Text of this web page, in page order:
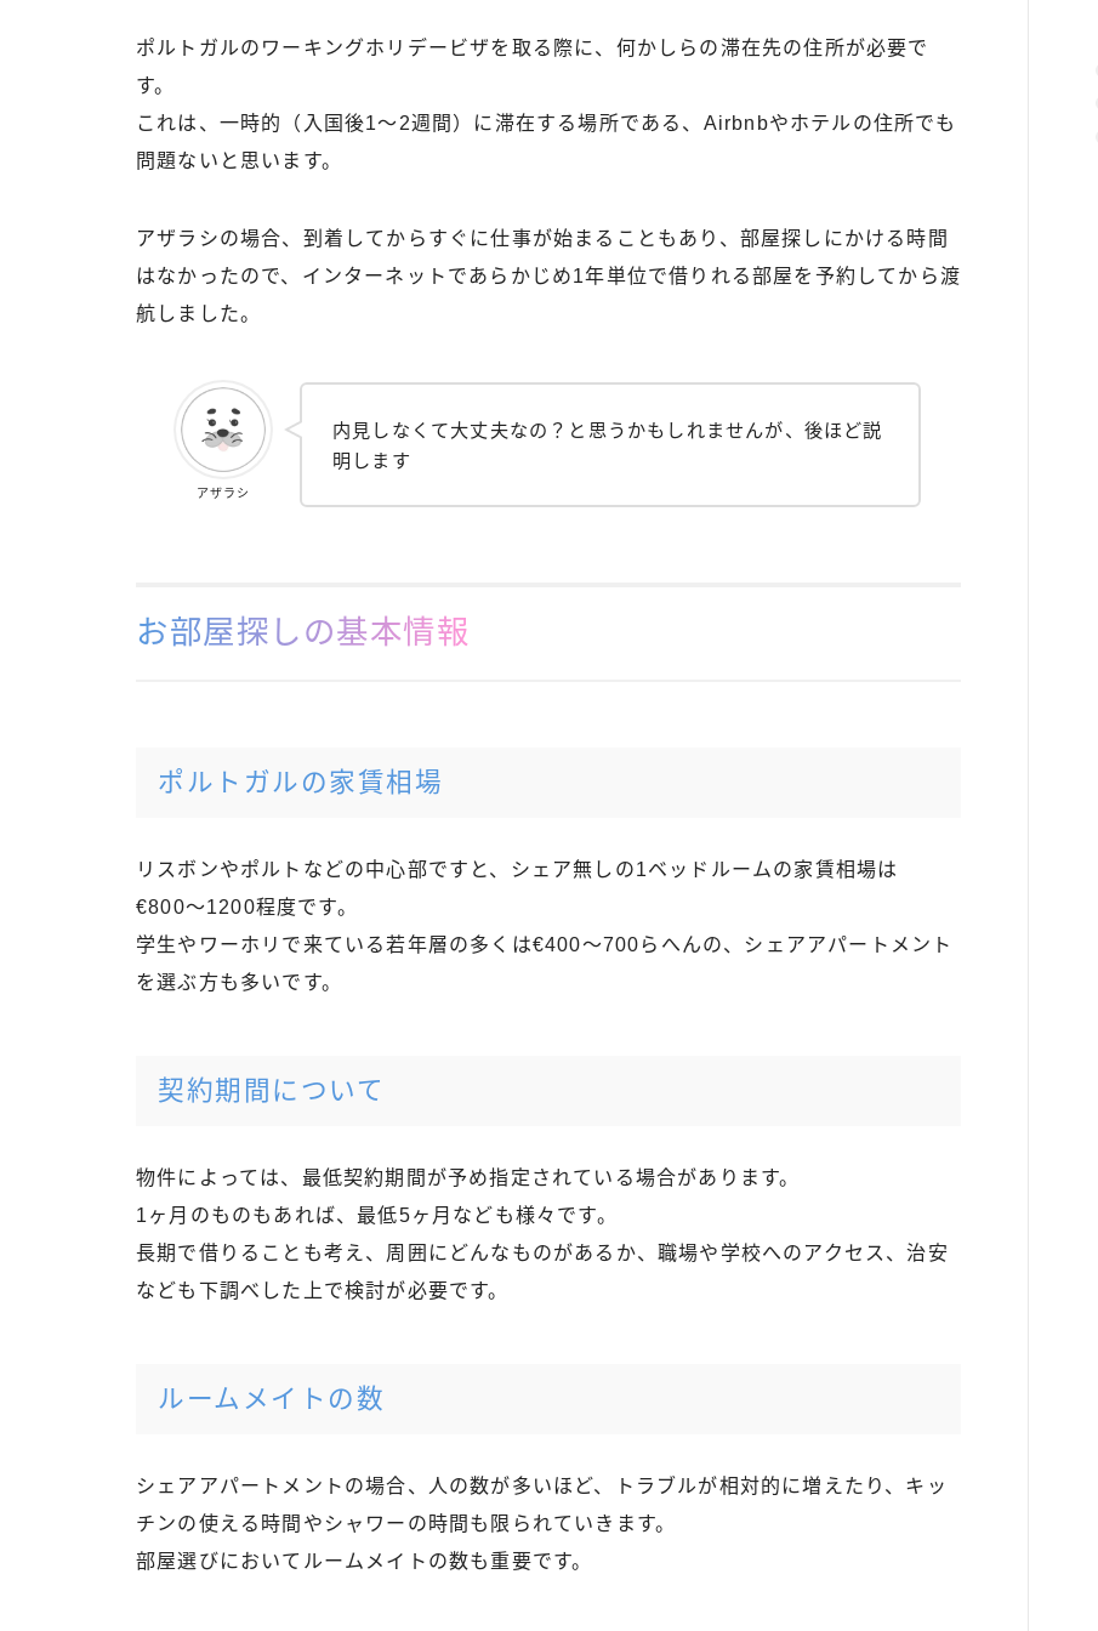
ポルトガルのワーキングホリデービザを取る際に、何かしらの滞在先の住所が必要で
す。
これは、一時的（入国後1〜2週間）に滞在する場所である、Airbnbやホテルの住所でも
問題ないと思います。
アザラシの場合、到着してからすぐに仕事が始まることもあり、部屋探しにかける時間
はなかったので、インターネットであらかじめ1年単位で借りれる部屋を予約してから渡
航しました。
アザラシ
内見しなくて大丈夫なの？と思うかもしれませんが、後ほど説
明します
お部屋探しの基本情報
ポルトガルの家賃相場
リスボンやポルトなどの中心部ですと、シェア無しの1ベッドルームの家賃相場は
€800〜1200程度です。
学生やワーホリで来ている若年層の多くは€400〜700らへんの、シェアアパートメント
を選ぶ方も多いです。
契約期間について
物件によっては、最低契約期間が予め指定されている場合があります。
1ヶ月のものもあれば、最低5ヶ月なども様々です。
長期で借りることも考え、周囲にどんなものがあるか、職場や学校へのアクセス、治安
なども下調べした上で検討が必要です。
ルームメイトの数
シェアアパートメントの場合、人の数が多いほど、トラブルが相対的に増えたり、キッ
チンの使える時間やシャワーの時間も限られていきます。
部屋選びにおいてルームメイトの数も重要です。